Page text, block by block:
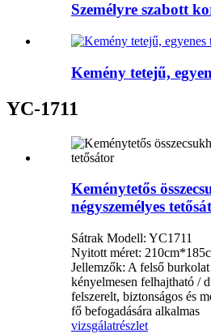
Személyre szabott
Kemény tetejű,
YC-1711
Keménytetős
négyszemélyes
Sátrak Modell: YC1711
Nyitott méret:
Jellemzők: A felső
kényelmesen felhajtható /
felszerelt, biztonságos és
fő befogadására alkalmas
vizsgálatrészlet